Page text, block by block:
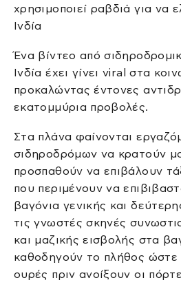
χρησιμοποιεί ραβδιά για να
Ινδία
Ένα βίντεο από
Ινδία έχει γίνει viral στα
προκαλώντας έντονες
εκατομμύρια προβολές.
Στα πλάνα φαίνονται
σιδηροδρόμων να κρατούν
προσπαθούν να επιβάλουν
που περιμένουν να
βαγόνια γενικής και
τις γνωστές σκηνές
και μαζικής εισβολής στα
καθοδηγούν το πλήθος ώστε
ουρές πριν ανοίξουν οι